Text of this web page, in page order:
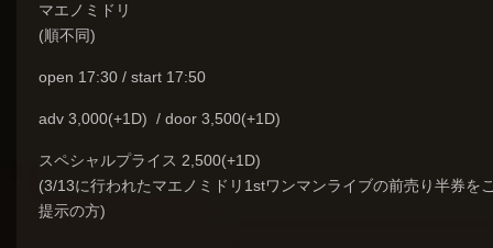
‪マエノミドリ
‪(順不同)
open 17:30 / start 17:50
adv 3,000(+1D) / door 3,500(+1D)
スペシャルプライス 2,500(+1D)
(3/13に行われたマエノミドリ1stワンマンライブの前売り半券を
提示の方)